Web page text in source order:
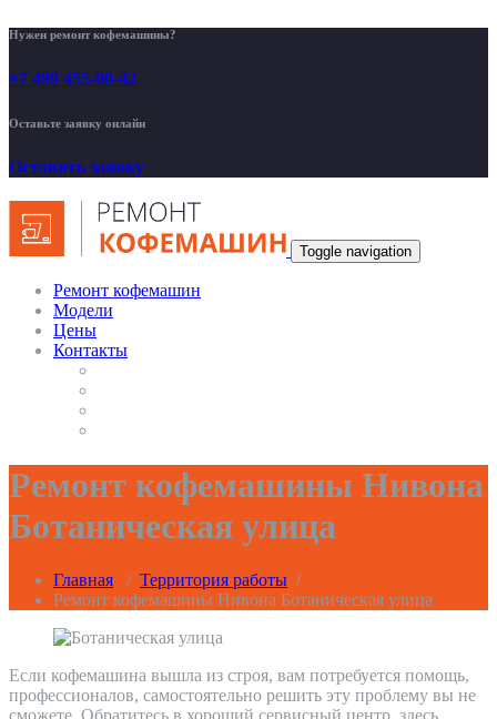
Нужен ремонт кофемашины?
+7 499 455-00-42
Оставьте заявку онлайн
Оставить заявку
Toggle navigation
Ремонт кофемашин
Модели
Цены
Контакты
Ремонт кофемашины Нивона
Ботаническая улица
Главная / Территория работы /
Ремонт кофемашины Нивона Ботаническая улица
Если кофемашина вышла из строя, вам потребуется помощь,
профессионалов, самостоятельно решить эту проблему вы не
сможете. Обратитесь в хороший сервисный центр, здесь